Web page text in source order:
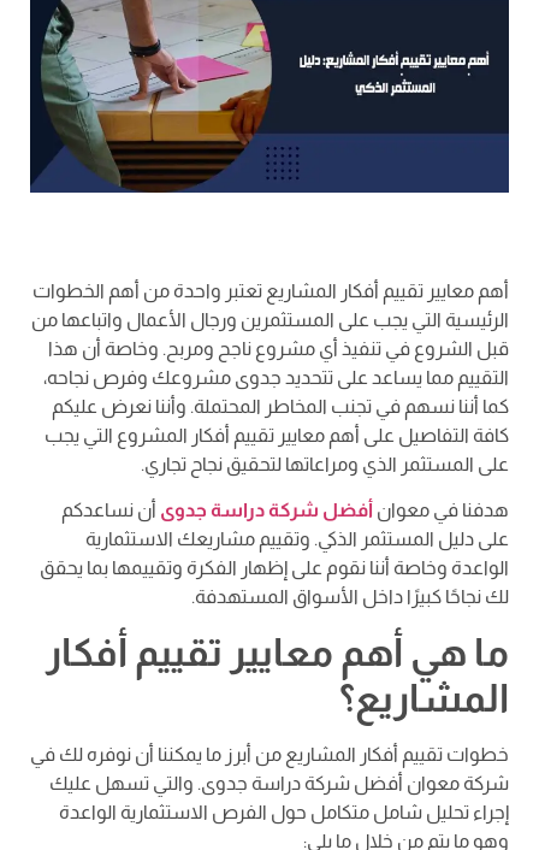
أهم معايير تقييم أفكار المشاريع تعتبر واحدة من أهم الخطوات
الرئيسية التي يجب على المستثمرين ورجال الأعمال واتباعها من
قبل الشروع في تنفيذ أي مشروع ناجح ومربح. وخاصة أن هذا
التقييم مما يساعد على تتحديد جدوى مشروعك وفرص نجاحه،
كما أننا نسهم في تجنب المخاطر المحتملة. وأننا نعرض عليكم
كافة التفاصيل على أهم معايير تقييم أفكار المشروع التي يجب
على المستثمر الذي ومراعاتها لتحقيق نجاح تجاري.
هدفنا في معوان أفضل شركة دراسة جدوى أن نساعدكم
على دليل المستثمر الذكي. وتقييم مشاريعك الاستثمارية
الواعدة وخاصة أننا نقوم على إظهار الفكرة وتقييمها بما يحقق
لك نجاحًا كبيرًا داخل الأسواق المستهدفة.
ما هي أهم معايير تقييم أفكار
المشاريع؟
خطوات تقييم أفكار المشاريع من أبرز ما يمكننا أن نوفره لك في
شركة معوان أفضل شركة دراسة جدوى. والتي تسهل عليك
إجراء تحليل شامل متكامل حول الفرص الاستثمارية الواعدة
وهو ما يتم من خلال ما يلي: